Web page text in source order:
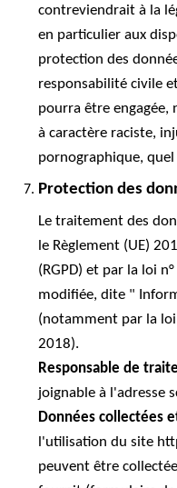
contreviendrait à la
en particulier aux
protection des
responsabilité civile
pourra être engagée,
à caractère raciste,
pornographique,
Protection des
Le traitement des
le Règlement (UE)
(RGPD) et par la loi
modifiée, dite "
(notamment par la
2018).
Responsable de
joignable à l'adresse
Données collectées
l'utilisation du site
peuvent être